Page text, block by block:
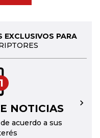
EXCLUSIVOS PARA
1
NOTICIAS
acuerdo a sus
→